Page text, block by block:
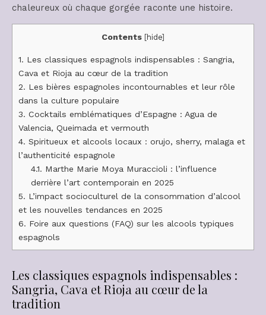
chaleureux où chaque gorgée raconte une histoire.
Contents [hide]
1. Les classiques espagnols indispensables : Sangria,
Cava et Rioja au cœur de la tradition
2. Les bières espagnoles incontournables et leur rôle
dans la culture populaire
3. Cocktails emblématiques d’Espagne : Agua de
Valencia, Queimada et vermouth
4. Spiritueux et alcools locaux : orujo, sherry, malaga et
l’authenticité espagnole
4.1. Marthe Marie Moya Muraccioli : l’influence
derrière l’art contemporain en 2025
5. L’impact socioculturel de la consommation d’alcool
et les nouvelles tendances en 2025
6. Foire aux questions (FAQ) sur les alcools typiques
espagnols
Les classiques espagnols indispensables :
Sangria, Cava et Rioja au cœur de la
tradition